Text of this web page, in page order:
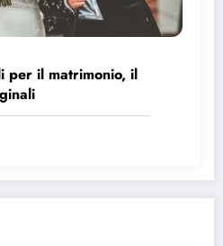
per il matrimonio, il